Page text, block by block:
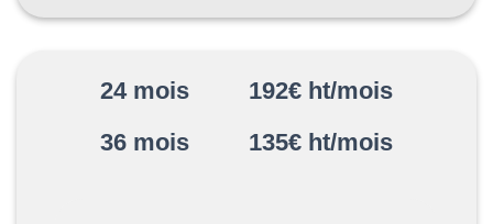
24 mois 192€ ht/mois
36 mois 135€ ht/mois